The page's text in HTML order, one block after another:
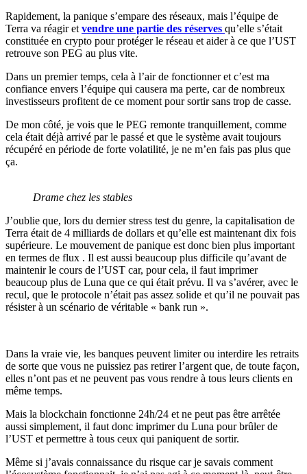
Rapidement, la panique s’empare des réseaux, mais l’équipe de
Terra va réagir et vendre une partie des réserves qu’elle s’était
constituée en crypto pour protéger le réseau et aider à ce que l’UST
retrouve son PEG au plus vite.
Dans un premier temps, cela à l’air de fonctionner et c’est ma
confiance envers l’équipe qui causera ma perte, car de nombreux
investisseurs profitent de ce moment pour sortir sans trop de casse.
De mon côté, je vois que le PEG remonte tranquillement, comme
cela était déjà arrivé par le passé et que le système avait toujours
récupéré en période de forte volatilité, je ne m’en fais pas plus que
ça.
Drame chez les stables
J’oublie que, lors du dernier stress test du genre, la capitalisation de
Terra était de 4 milliards de dollars et qu’elle est maintenant dix fois
supérieure. Le mouvement de panique est donc bien plus important
en termes de flux . Il est aussi beaucoup plus difficile qu’avant de
maintenir le cours de l’UST car, pour cela, il faut imprimer
beaucoup plus de Luna que ce qui était prévu. Il va s’avérer, avec le
recul, que le protocole n’était pas assez solide et qu’il ne pouvait pas
résister à un scénario de véritable « bank run ».
Dans la vraie vie, les banques peuvent limiter ou interdire les retraits
de sorte que vous ne puissiez pas retirer l’argent que, de toute façon,
elles n’ont pas et ne peuvent pas vous rendre à tous leurs clients en
même temps.
Mais la blockchain fonctionne 24h/24 et ne peut pas être arrêtée
aussi simplement, il faut donc imprimer du Luna pour brûler de
l’UST et permettre à tous ceux qui paniquent de sortir.
Même si j’avais connaissance du risque car je savais comment